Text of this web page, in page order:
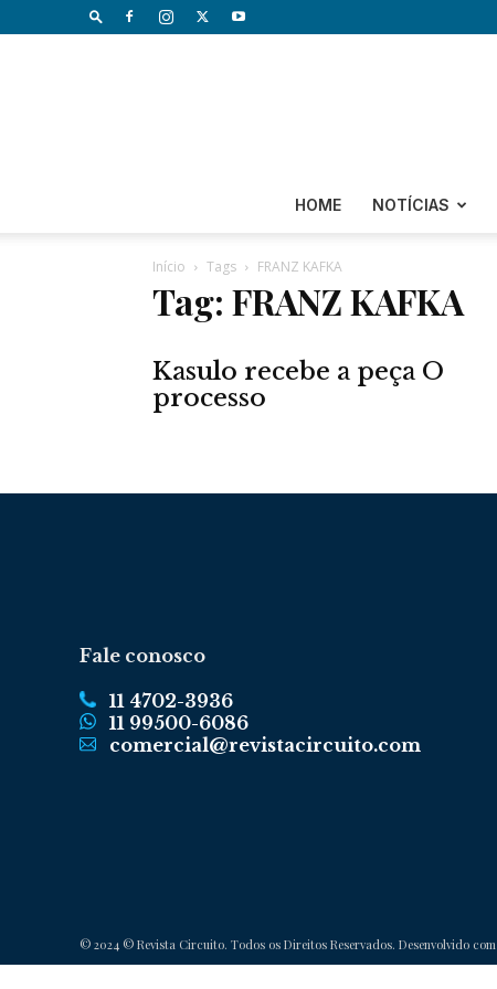
HOME NOTÍCIAS
Início Tags FRANZ KAFKA
Tag: FRANZ KAFKA
Kasulo recebe a peça O
processo
Fale conosco
11 4702-3936
11 99500-6086
comercial@revistacircuito.com
© 2024 © Revista Circuito. Todos os Direitos Reservados. Desenvolvido com